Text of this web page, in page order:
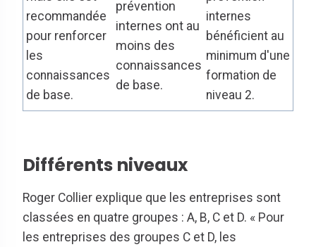
recommandée
pour renforcer
les
connaissances
de base.
prévention
internes ont au
moins des
connaissances
de base.
internes
bénéficient au
minimum d'une
formation de
niveau 2.
Différents niveaux
Roger Collier explique que les entreprises sont
classées en quatre groupes : A, B, C et D. « Pour
les entreprises des groupes C et D, les